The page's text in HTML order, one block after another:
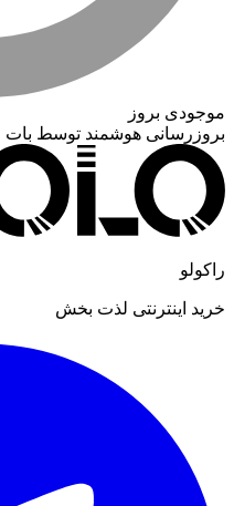
موجودی بروز
بروزرسانی هوشمند توسط بات
راکولو
خرید اینترنتی لذت بخش